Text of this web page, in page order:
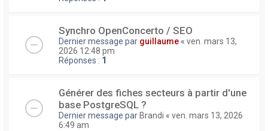
Synchro OpenConcerto / SEO
Dernier message par guillaume « ven. mars 13,
2026 12:48 pm
Réponses : 1
Générer des fiches secteurs à partir d'une
base PostgreSQL ?
Dernier message par Brandi « ven. mars 13, 2026
6:49 am